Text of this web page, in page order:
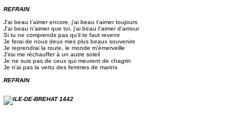
REFRAIN
J'ai beau t'aimer encore, j'ai beau t'aimer toujours
J'ai beau n'aimer que toi, j'ai beau t'aimer d'amour
Si tu ne comprends pas qu'il te faut revenir
Je ferai de nous deux mes plus beaux souvenirs
Je reprendrai la route, le monde m'émerveille
J'irai me réchauffer à un autre soleil
Je ne suis pas de ceux qui meurent de chagrin
Je n'ai pas la vertu des femmes de marins
REFRAIN